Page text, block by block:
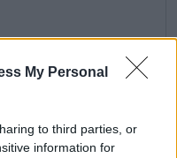
My Personal
to third parties, or
information for